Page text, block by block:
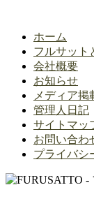
ホーム
フルサット
会社概要
お知らせ
メディア掲
管理人日記
サイトマッ
お問い合わ
プライバシ